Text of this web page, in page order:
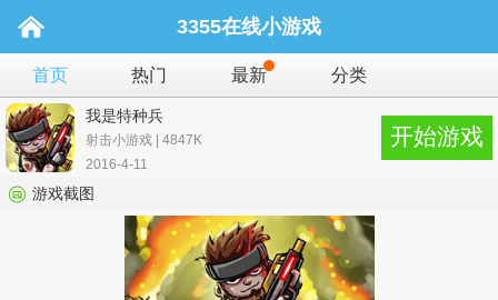
3355在线小游戏
首页 热门 最新 分类
我是特种兵
射击小游戏 | 4847K
2016-4-11
开始游戏
游戏截图